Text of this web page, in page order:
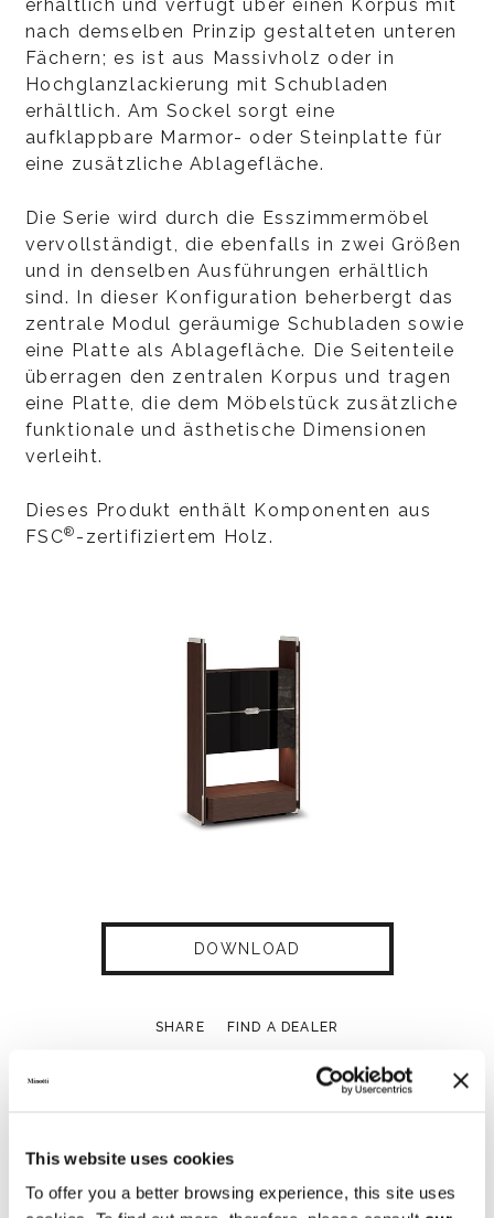
This website uses cookies
To offer you a better browsing experience, this site uses
erhältlich und verfügt über einen Korpus mit
nach demselben Prinzip gestalteten unteren
Fächern; es ist aus Massivholz oder in
Hochglanzlackierung mit Schubladen
erhältlich. Am Sockel sorgt eine
aufklappbare Marmor- oder Steinplatte für
eine zusätzliche Ablagefläche.
Die Serie wird durch die Esszimmermöbel
vervollständigt, die ebenfalls in zwei Größen
und in denselben Ausführungen erhältlich
sind. In dieser Konfiguration beherbergt das
zentrale Modul geräumige Schubladen sowie
eine Platte als Ablagefläche. Die Seitenteile
überragen den zentralen Korpus und tragen
eine Platte, die dem Möbelstück zusätzliche
funktionale und ästhetische Dimensionen
verleiht.
Dieses Produkt enthält Komponenten aus
FSC® -zertifiziertem Holz.
DOWNLOAD
SHARE FIND A DEALER
Technical Features